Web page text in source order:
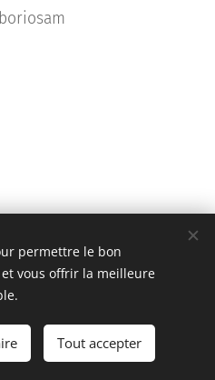
originale 2D Unlimited © 2018
de droits
permettre le bon
vous offrir la meilleure
Tout accepter